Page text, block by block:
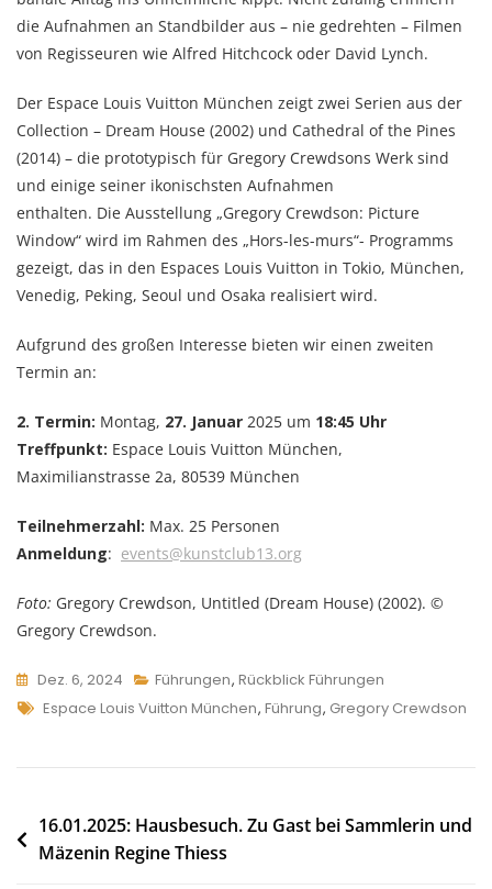
die Aufnahmen an Standbilder aus – nie gedrehten – Filmen
von Regisseuren wie Alfred Hitchcock oder David Lynch.
Der Espace Louis Vuitton München zeigt zwei Serien aus der
Collection – Dream House (2002) und Cathedral of the Pines
(2014) – die prototypisch für Gregory Crewdsons Werk sind
und einige seiner ikonischsten Aufnahmen
enthalten. Die Ausstellung „Gregory Crewdson: Picture
Window“ wird im Rahmen des „Hors-les-murs“- Programms
gezeigt, das in den Espaces Louis Vuitton in Tokio, München,
Venedig, Peking, Seoul und Osaka realisiert wird.
Aufgrund des großen Interesse bieten wir einen zweiten
Termin an:
2. Termin: Montag, 27. Januar 2025 um 18:45 Uhr
Treffpunkt: Espace Louis Vuitton München,
Maximilianstrasse 2a, 80539 München
Teilnehmerzahl: Max. 25 Personen
Anmeldung: events@kunstclub13.org
Foto: Gregory Crewdson, Untitled (Dream House) (2002). ©
Gregory Crewdson.
Dez. 6, 2024 Führungen, Rückblick Führungen
Tags
Espace Louis Vuitton München, Führung, Gregory Crewdson
Beitragsnavigation
16.01.2025: Hausbesuch. Zu Gast bei Sammlerin und
Mäzenin Regine Thiess